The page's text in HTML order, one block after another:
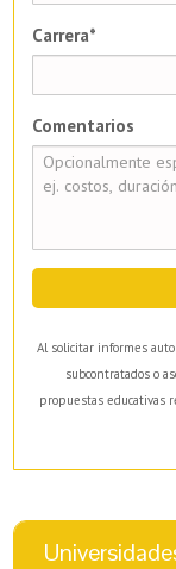
Carrera*
Comentarios
Al solicitar informes
subcontratados o
propuestas educativas